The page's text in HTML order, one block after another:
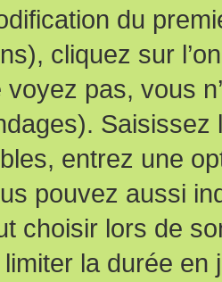
du
cliquez sur
pas, vous
entrez une
pouvez aussi
choisir lors de
limiter la durée